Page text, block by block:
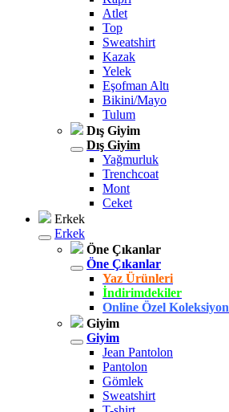
Atlet
Top
Sweatshirt
Kazak
Yelek
Eşofman Altı
Bikini/Mayo
Tulum
Dış Giyim
Dış Giyim
Yağmurluk
Trenchcoat
Mont
Ceket
Erkek
Erkek
Öne Çıkanlar
Öne Çıkanlar
Yaz Ürünleri
İndirimdekiler
Online Özel Koleksiyon
Giyim
Giyim
Jean Pantolon
Pantolon
Gömlek
Sweatshirt